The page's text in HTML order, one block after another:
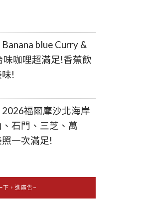
Banana blue Curry &
咖哩超滿足!香蕉飲
!
2026福爾摩沙北海岸
石門、三芝、萬
一次滿足!
下，進廣告~